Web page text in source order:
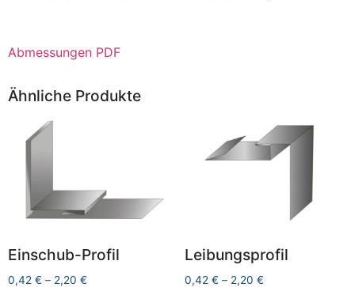
Abmessungen PDF
Ähnliche Produkte
Einschub-Profil
0,42 € – 2,20 €
Leibungsprofil
0,42 € – 2,20 €